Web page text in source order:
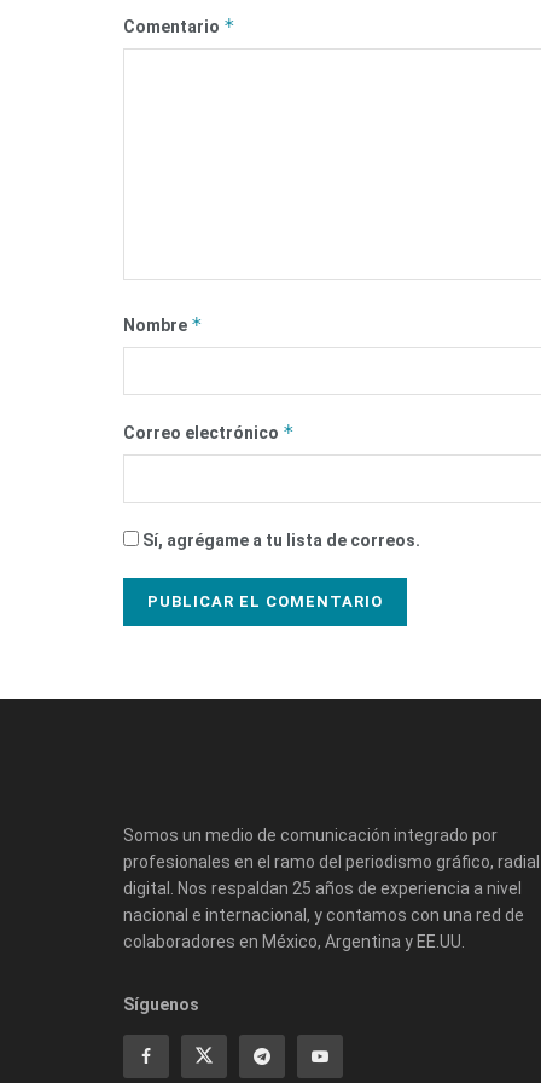
Comentario *
Nombre *
Correo electrónico *
Sí, agrégame a tu lista de correos.
Somos un medio de comunicación integrado por
profesionales en el ramo del periodismo gráfico,
digital. Nos respaldan 25 años de experiencia a nivel
nacional e internacional, y contamos con una red de
colaboradores en México, Argentina y EE.UU.
Síguenos